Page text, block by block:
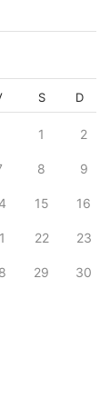
S D
1 2
8 9
15 16
22 23
29 30